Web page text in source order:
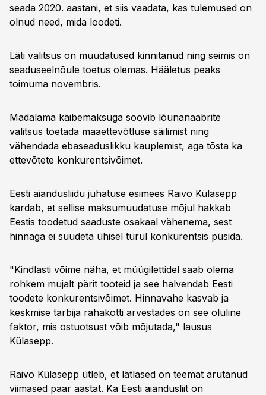
seada 2020. aastani, et siis vaadata, kas tulemused on
olnud need, mida loodeti.
Läti valitsus on muudatused kinnitanud ning seimis on
seaduseelnõule toetus olemas. Hääletus peaks
toimuma novembris.
Madalama käibemaksuga soovib lõunanaabrite
valitsus toetada maaettevõtluse säilimist ning
vähendada ebaseaduslikku kauplemist, aga tõsta ka
ettevõtete konkurentsivõimet.
Eesti aiandusliidu juhatuse esimees Raivo Külasepp
kardab, et sellise maksumuudatuse mõjul hakkab
Eestis toodetud saaduste osakaal vähenema, sest
hinnaga ei suudeta ühisel turul konkurentsis püsida.
"Kindlasti võime näha, et müügilettidel saab olema
rohkem mujalt pärit tooteid ja see halvendab Eesti
toodete konkurentsivõimet. Hinnavahe kasvab ja
keskmise tarbija rahakotti arvestades on see oluline
faktor, mis ostuotsust võib mõjutada," lausus
Külasepp.
Raivo Külasepp ütleb, et lätlased on teemat arutanud
viimased paar aastat. Ka Eesti aiandusliit on